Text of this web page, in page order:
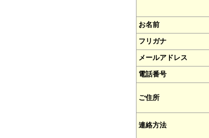
お名前
フリガナ
メールアドレス
電話番号
ご住所
連絡方法